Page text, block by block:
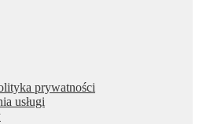
prywatności
usługi